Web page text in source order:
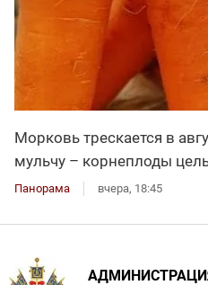
Морковь трескается в
мульчу – корнеплоды
Панорама вчера, 18:45